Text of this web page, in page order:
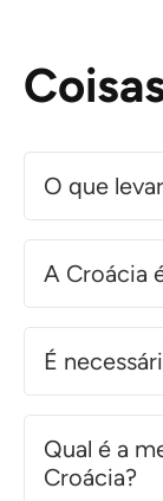
O que
A Croácia
É
Qual é a
Croácia?